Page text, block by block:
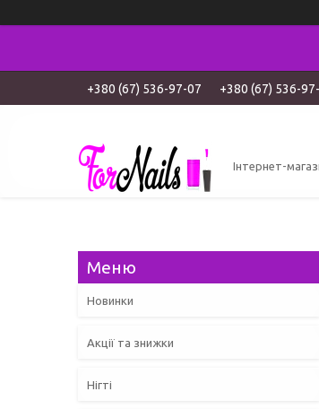
+380 (67) 536-97-07 +380 (67) 536-
Інтернет-
Новинки
Акції та знижки
Нігті